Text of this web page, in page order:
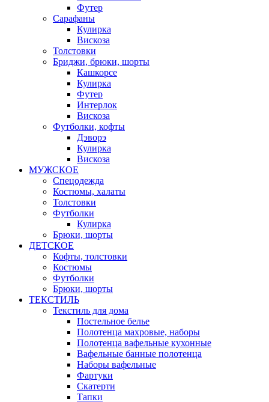
Футер
Сарафаны
Кулирка
Вискоза
Толстовки
Бриджи, брюки, шорты
Кашкорсе
Кулирка
Футер
Интерлок
Вискоза
Футболки, кофты
Дэворэ
Кулирка
Вискоза
МУЖСКОЕ
Спецодежда
Костюмы, халаты
Толстовки
Футболки
Кулирка
Брюки, шорты
ДЕТСКОЕ
Кофты, толстовки
Костюмы
Футболки
Брюки, шорты
ТЕКСТИЛЬ
Текстиль для дома
Постельное белье
Полотенца махровые, наборы
Полотенца вафельные кухонные
Вафельные банные полотенца
Наборы вафельные
Фартуки
Скатерти
Тапки